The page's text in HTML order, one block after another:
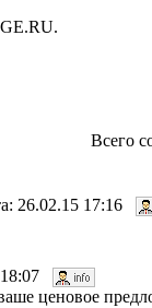
Всего
26.02.15 17:16
ценовое